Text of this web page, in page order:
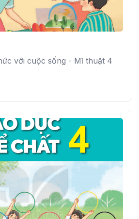
với cuộc sống - Mĩ thuật 4